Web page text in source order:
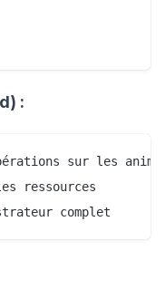
:
sur les
ressources